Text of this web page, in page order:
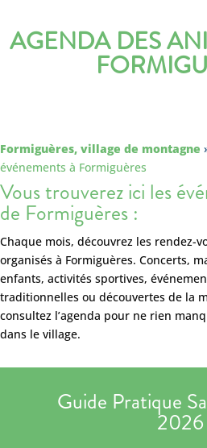
AGENDA DES
Formiguères, village de montagne
événements à Formiguères
Vous trouverez ici les
de Formiguères :
Chaque mois, découvrez les rendez-
organisés à Formiguères. Concerts,
enfants, activités sportives,
traditionnelles ou découvertes de la
consultez l’agenda pour ne rien
dans le village.
Guide Pratique
2026